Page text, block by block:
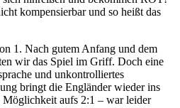
kompensierbar und so heißt das
1. Nach gutem Anfang und dem
wir das Spiel im Griff. Doch eine
und unkontrolliertes
bringt die Engländer wieder ins
Möglichkeit aufs 2:1 – war leider